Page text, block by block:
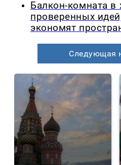
Балкон-комната в
проверенных
экономят
Следующая